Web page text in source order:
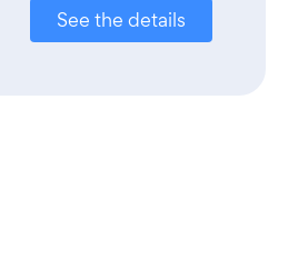
See the details